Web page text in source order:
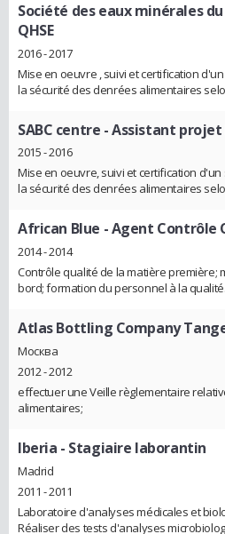
Société des eaux minérales
QHSE
2016 - 2017
Mise en oeuvre , suivi et certification
la sécurité des denrées alimentaires
SABC centre - Assistant projet
2015 - 2016
Mise en oeuvre, suivi et certification
la sécurité des denrées alimentaires
African Blue - Agent Contrôle
2014 - 2014
Contrôle qualité de la matière première;
bord; formation du personnel à la qualité.
Atlas Bottling Company
Москва
2012 - 2012
effectuer une Veille règlementaire
alimentaires;
Iberia - Stagiaire laborantin
Madrid
2011 - 2011
Laboratoire d'analyses médicales et
Réaliser des tests d'analyses